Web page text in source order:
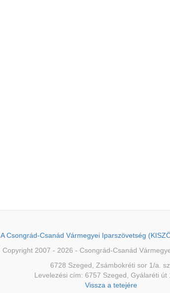
A Csongrád-Csanád Vármegyei Iparszövetség
Copyright 2007 - 2026 - Csongrád-Csanád
6728 Szeged, Zsámbokréti sor 1/a. sz.
Levelezési cím: 6757 Szeged, Gyálaréti út
Vissza a tetejére